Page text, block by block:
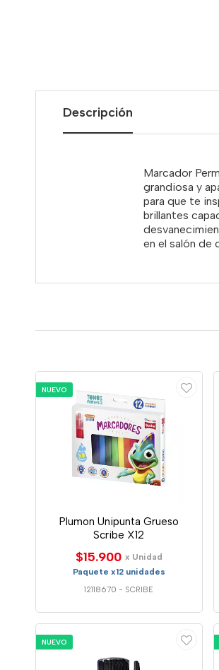
Descripción
Marcador
grandiosa y
para que te
brillantes
en el salón de
NUEVO
Plumon Unipunta Grueso
Scribe X12
$15.900 x Unidad
Paquete x12 unidades
12118670 - SCRIBE
NUEVO